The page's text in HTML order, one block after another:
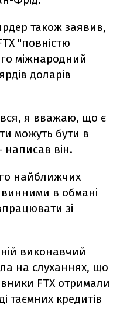
також заявив,
"повністю
міжнародний
доларів
я вважаю, що є
можуть бути в
написав він.
найближчих
винними в обмані
зі
виконавчий
на слуханнях, що
FTX отримали
таємних кредитів